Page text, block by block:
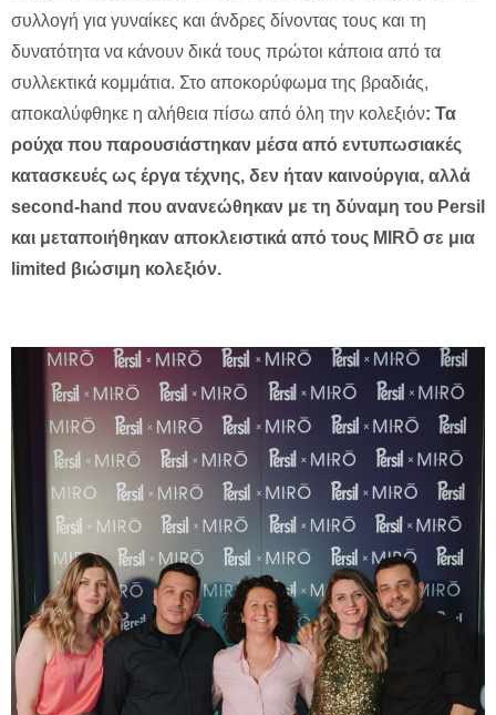
συλλογή για γυναίκες και άνδρες δίνοντας τους και τη
δυνατότητα να κάνουν δικά τους πρώτοι κάποια από τα
συλλεκτικά κομμάτια. Στο αποκορύφωμα της βραδιάς,
αποκαλύφθηκε η αλήθεια πίσω από όλη την κολεξιόν: Τα
ρούχα που παρουσιάστηκαν μέσα από εντυπωσιακές
κατασκευές ως έργα τέχνης, δεν ήταν καινούργια, αλλά
second-hand που ανανεώθηκαν με τη δύναμη του Persil
και μεταποιήθηκαν αποκλειστικά από τους MIRŌ σε μια
limited βιώσιμη κολεξιόν.